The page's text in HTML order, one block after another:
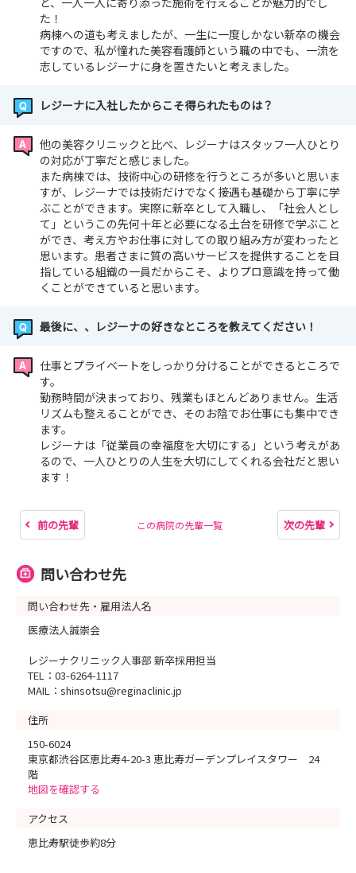
た！
病棟への道も考えましたが、一生に一度しかない新卒の機会
ですので、私が憧れた美容看護師という職の中でも、一流を
志しているレジーナに身を置きたいと考えました。
レジーナに入社したからこそ得られたものは？
他の美容クリニックと比べ、レジーナはスタッフ一人ひとり
の対応が丁寧だと感じました。
また病棟では、技術中心の研修を行うところが多いと思いま
すが、レジーナでは技術だけでなく接遇も基礎から丁寧に学
ぶことができます。実際に新卒として入職し、「社会人とし
て」というこの先何十年と必要になる土台を研修で学ぶこと
ができ、考え方やお仕事に対しての取り組み方が変わったと
思います。患者さまに質の高いサービスを提供することを目
指している組織の一員だからこそ、よりプロ意識を持って働
くことができていると思います。
最後に、、レジーナの好きなところを教えてください！
仕事とプライベートをしっかり分けることができるところで
す。
勤務時間が決まっており、残業もほとんどありません。生活
リズムも整えることができ、そのお陰でお仕事にも集中でき
ます。
レジーナは「従業員の幸福度を大切にする」という考えがあ
るので、一人ひとりの人生を大切にしてくれる会社だと思い
ます！
前の先輩 この病院の先輩一覧 次の先輩
問い合わせ先
問い合わせ先・雇用法人名
医療法人誠崇会
レジーナクリニック人事部 新卒採用担当
TEL：03-6264-1117
MAIL：shinsotsu@reginaclinic.jp
住所
150-6024
東京都渋谷区恵比寿4-20-3 恵比寿ガーデンプレイスタワー 24
階
地図を確認する
アクセス
恵比寿駅徒歩約8分